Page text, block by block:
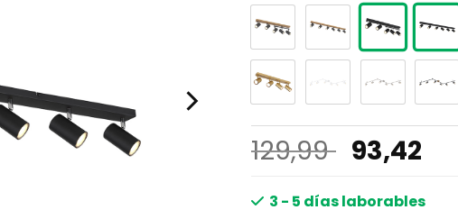
129,99 El
precio
original
93,42
3 - 5 días laborables